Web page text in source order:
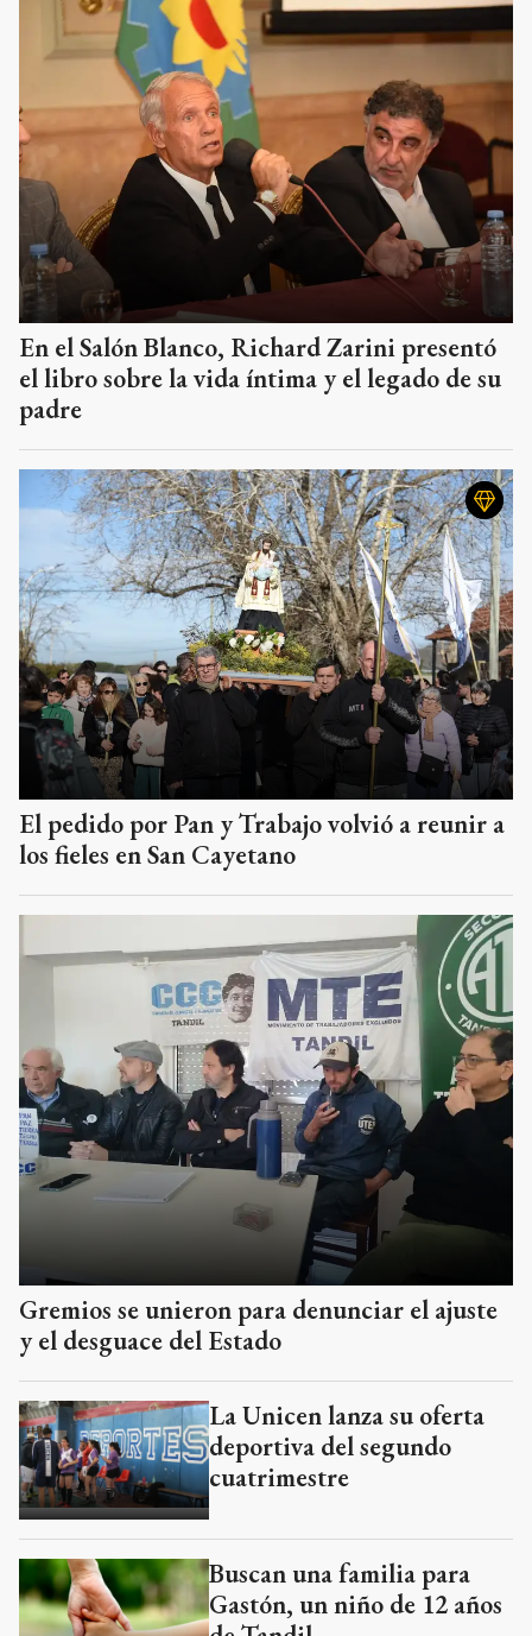
En el Salón Blanco, Richard Zarini presentó
el libro sobre la vida íntima y el legado de su
padre
El pedido por Pan y Trabajo volvió a reunir a
los fieles en San Cayetano
Gremios se unieron para denunciar el ajuste
y el desguace del Estado
La Unicen lanza su oferta
deportiva del segundo
cuatrimestre
Buscan una familia para
Gastón, un niño de 12 años